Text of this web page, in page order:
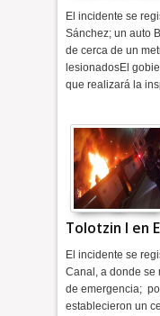
El incidente se
Sánchez; un auto
de cerca de un
lesionadosEl
que realizará la
Tolotzin I en
El incidente se
Canal, a donde se
de emergencia;
establecieron un